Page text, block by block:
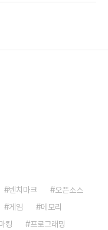
벤치마크
오픈소스
게임
메모리
킹
프로그래밍